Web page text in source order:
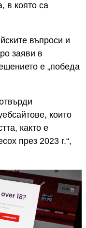
в която са
въпроси и
заяви в
е „победа
които
както е
през 2023 г.“,